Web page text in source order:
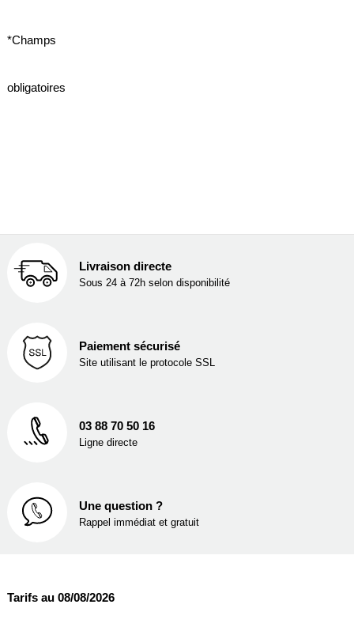
*Champs
obligatoires
Livraison directe
Sous 24 à 72h selon disponibilité
Paiement sécurisé
Site utilisant le protocole SSL
03 88 70 50 16
Ligne directe
Une question ?
Rappel immédiat et gratuit
Tarifs au 08/08/2026